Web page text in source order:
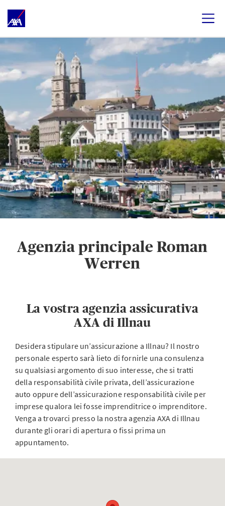
Agenzia principale Roman
Werren
La vostra agenzia assicurativa
AXA di Illnau
Desidera stipulare un’assicurazione a Illnau? Il nostro
personale esperto sarà lieto di fornirle una consulenza
su qualsiasi argomento di suo interesse, che si tratti
della responsabilità civile privata, dell’assicurazione
auto oppure dell’assicurazione responsabilità civile per
imprese qualora lei fosse imprenditrice o imprenditore.
Venga a trovarci presso la nostra agenzia AXA di Illnau
durante gli orari di apertura o fissi prima un
appuntamento.